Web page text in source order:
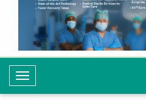
T
o